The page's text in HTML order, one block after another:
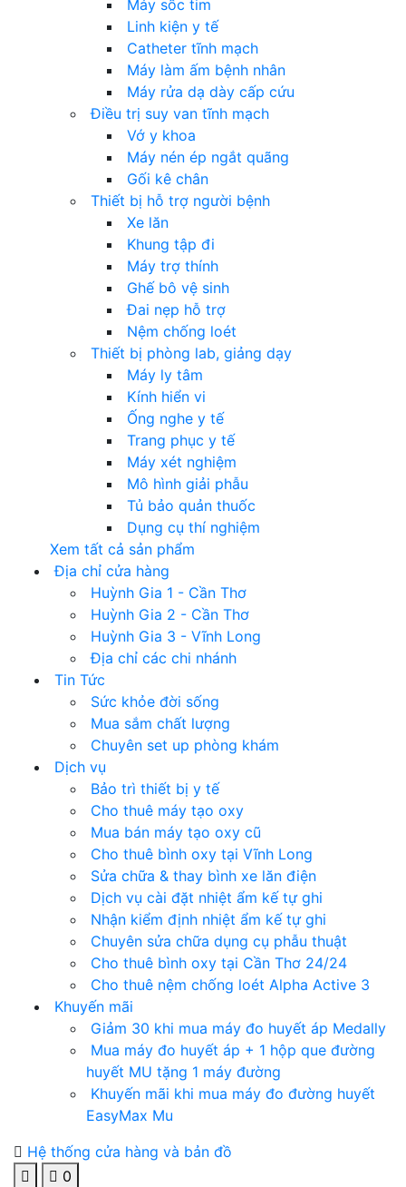
Máy sốc tim
Linh kiện y tế
Catheter tĩnh mạch
Máy làm ấm bệnh nhân
Máy rửa dạ dày cấp cứu
Điều trị suy van tĩnh mạch
Vớ y khoa
Máy nén ép ngắt quãng
Gối kê chân
Thiết bị hỗ trợ người bệnh
Xe lăn
Khung tập đi
Máy trợ thính
Ghế bô vệ sinh
Đai nẹp hỗ trợ
Nệm chống loét
Thiết bị phòng lab, giảng dạy
Máy ly tâm
Kính hiển vi
Ống nghe y tế
Trang phục y tế
Máy xét nghiệm
Mô hình giải phẫu
Tủ bảo quản thuốc
Dụng cụ thí nghiệm
Xem tất cả sản phẩm
Địa chỉ cửa hàng
Huỳnh Gia 1 - Cần Thơ
Huỳnh Gia 2 - Cần Thơ
Huỳnh Gia 3 - Vĩnh Long
Địa chỉ các chi nhánh
Tin Tức
Sức khỏe đời sống
Mua sắm chất lượng
Chuyên set up phòng khám
Dịch vụ
Bảo trì thiết bị y tế
Cho thuê máy tạo oxy
Mua bán máy tạo oxy cũ
Cho thuê bình oxy tại Vĩnh Long
Sửa chữa & thay bình xe lăn điện
Dịch vụ cài đặt nhiệt ẩm kế tự ghi
Nhận kiểm định nhiệt ẩm kế tự ghi
Chuyên sửa chữa dụng cụ phẫu thuật
Cho thuê bình oxy tại Cần Thơ 24/24
Cho thuê nệm chống loét Alpha Active 3
Khuyến mãi
Giảm 30 khi mua máy đo huyết áp Medally
Mua máy đo huyết áp + 1 hộp que đường
huyết MU tặng 1 máy đường
Khuyến mãi khi mua máy đo đường huyết
EasyMax Mu
Hệ thống cửa hàng và bản đồ
0